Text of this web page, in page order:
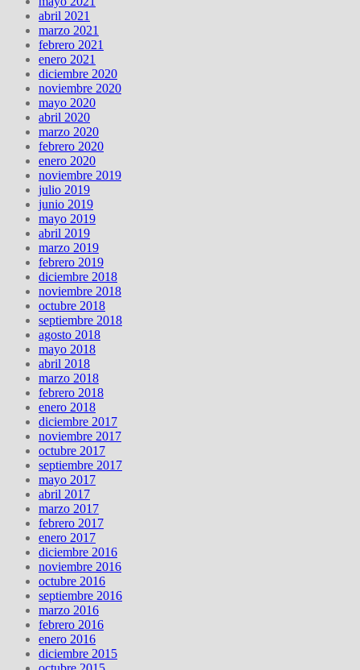
abril 2021
marzo 2021
febrero 2021
enero 2021
diciembre 2020
noviembre 2020
mayo 2020
abril 2020
marzo 2020
febrero 2020
enero 2020
noviembre 2019
julio 2019
junio 2019
mayo 2019
abril 2019
marzo 2019
febrero 2019
diciembre 2018
noviembre 2018
octubre 2018
septiembre 2018
agosto 2018
mayo 2018
abril 2018
marzo 2018
febrero 2018
enero 2018
diciembre 2017
noviembre 2017
octubre 2017
septiembre 2017
mayo 2017
abril 2017
marzo 2017
febrero 2017
enero 2017
diciembre 2016
noviembre 2016
octubre 2016
septiembre 2016
marzo 2016
febrero 2016
enero 2016
diciembre 2015